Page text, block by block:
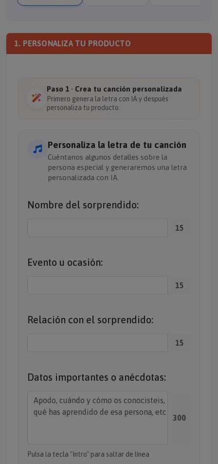
1. PERSONALIZA TU PRODUCTO
Paso 1 · Crea tu canción personalizada
Primero genera la letra con IA y después
personaliza tu producto.
Personaliza la letra de tu canción
Cuéntanos algunos detalles sobre la
persona especial y generaremos una letra
personalizada con IA.
Nombre del sorprendido:
15
Evento u ocasión:
15
Relación con el sorprendido:
15
Datos importantes o anécdotas:
300
Pulsa la tecla "Intro" para saltar de línea